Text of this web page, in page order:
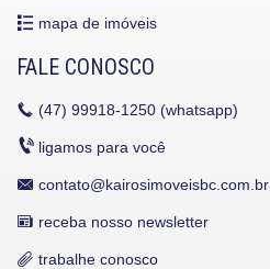
mapa de imóveis
FALE CONOSCO
(47) 99918-1250 (whatsapp)
ligamos para você
contato@kairosimoveisbc.com.br
receba nosso newsletter
trabalhe conosco